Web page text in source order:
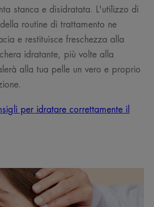
stanca e disidratata. L'utilizzo di
routine di trattamento ne
e restituisce freschezza alla
idratante, più volte alla
alla tua pelle un vero e proprio
per idratare correttamente il